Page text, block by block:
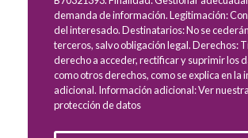
demanda de información. Legitimación:
del interesado. Destinatarios: No se
terceros, salvo obligación legal. Derechos:
derecho a acceder, rectificar y suprimir los
como otros derechos, como se explica en la
adicional. Información adicional: Ver
protección de datos